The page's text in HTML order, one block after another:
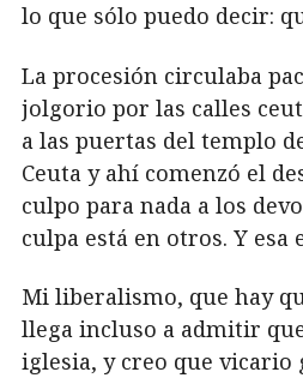
lo que sólo puedo decir:
La procesión circulaba
jolgorio por las calles
a las puertas del templo
Ceuta y ahí comenzó el
culpo para nada a los
culpa está en otros. Y esa
Mi liberalismo, que hay
llega incluso a admitir
iglesia, y creo que vicario